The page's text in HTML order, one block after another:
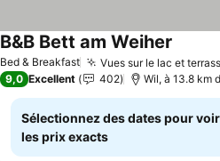
Bed & Breakfast Vues sur le lac et
B&B Bett am Weiher
9,0 Excellent 402 Wil, à 13.8 km
Sélectionnez des dates pour voir
les prix exacts